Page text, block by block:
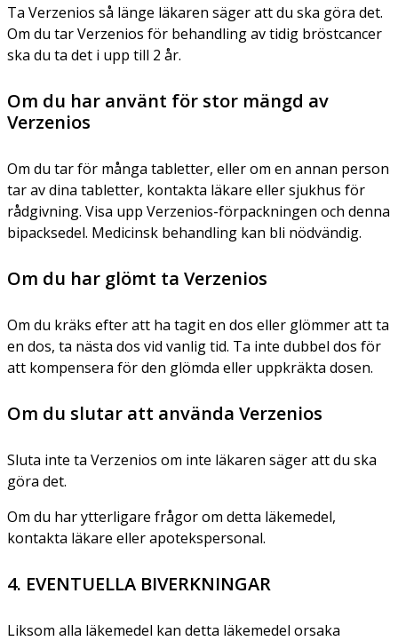
Ta Verzenios så länge läkaren säger att du ska göra det.
Om du tar Verzenios för behandling av tidig bröstcancer
ska du ta det i upp till 2 år.
Om du har använt för stor mängd av
Verzenios
Om du tar för många tabletter, eller om en annan person
tar av dina tabletter, kontakta läkare eller sjukhus för
rådgivning. Visa upp Verzenios-förpackningen och denna
bipacksedel. Medicinsk behandling kan bli nödvändig.
Om du har glömt ta Verzenios
Om du kräks efter att ha tagit en dos eller glömmer att ta
en dos, ta nästa dos vid vanlig tid. Ta inte dubbel dos för
att kompensera för den glömda eller uppkräkta dosen.
Om du slutar att använda Verzenios
Sluta inte ta Verzenios om inte läkaren säger att du ska
göra det.
Om du har ytterligare frågor om detta läkemedel,
kontakta läkare eller apotekspersonal.
4. EVENTUELLA BIVERKNINGAR
Liksom alla läkemedel kan detta läkemedel orsaka